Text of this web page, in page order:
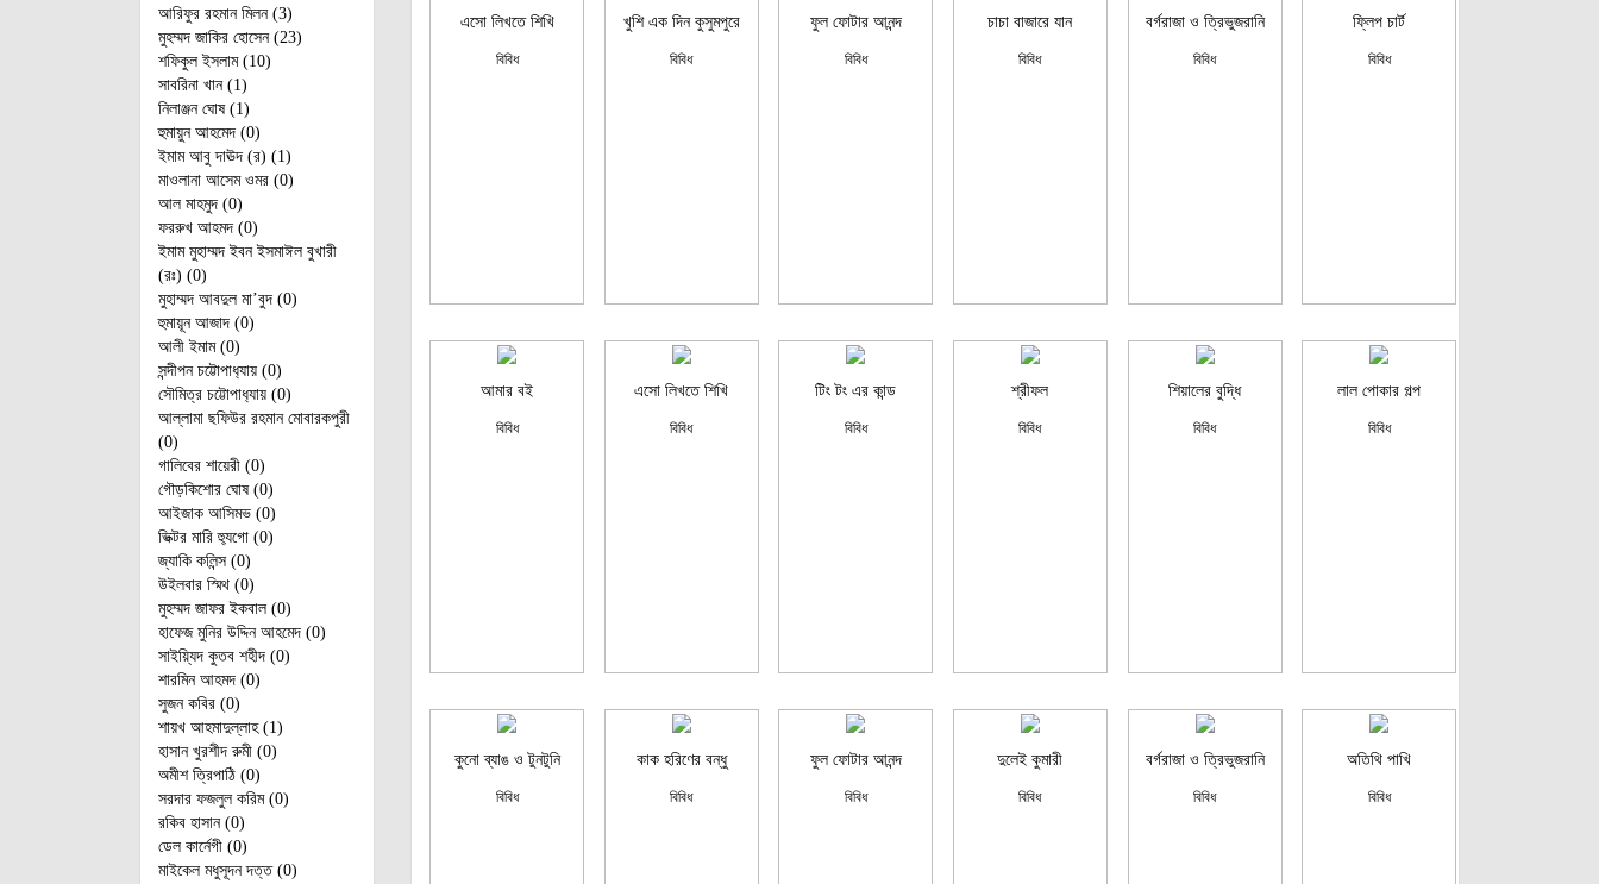
আরিফুর রহমান মিলন (3)
মুহম্মদ জাকির হোসেন (23)
শফিকুল ইসলাম (10)
সাবরিনা খান (1)
নিলাঞ্জন ঘোষ (1)
হুমায়ুন আহমেদ (0)
ইমাম আবু দাঊদ (র) (1)
মাওলানা আসেম ওমর (0)
আল মাহমুদ (0)
ফররুখ আহমদ (0)
ইমাম মুহাম্মদ ইবন ইসমাঈল বুখারী
(রঃ) (0)
মুহাম্মদ আবদুল মা’বুদ (0)
হুমায়ূন আজাদ (0)
আলী ইমাম (0)
সন্দীপন চট্টোপাধ‌্যায় (0)
সৌমিত্র চট্টোপাধ‌্যায় (0)
আল্লামা ছফিউর রহমান মোবারকপুরী
(0)
গালিবের শায়েরী (0)
গৌড়কিশোর ঘোষ (0)
আইজাক আসিমভ (0)
ভিক্টর মারি হ‌্যুগো (0)
জ্যাকি কলিন্স (0)
উইলবার স্মিথ (0)
মুহম্মদ জাফর ইকবাল (0)
হাফেজ মুনির উদ্দিন আহমেদ (0)
সাইয়্যিদ কুতব শহীদ (0)
শারমিন আহমদ (0)
সুজন কবির (0)
শায়খ আহমাদুল্লাহ (1)
হাসান খুরশীদ রুমী (0)
অমীশ ত্রিপাঠি (0)
সরদার ফজলুল করিম (0)
রকিব হাসান (0)
ডেল কার্নেগী (0)
মাইকেল মধুসূদন দত্ত (0)
এসো লিখতে শিখি
বিবিধ
খুশি এক দিন কুসুমপুরে
বিবিধ
ফুল ফোটার আনন্দ
বিবিধ
চাচা বাজারে যান
বিবিধ
বর্গরাজা ও ত্রিভুজরানি
বিবিধ
ফ্লিপ চার্ট
বিবিধ
আমার বই
বিবিধ
এসো লিখতে শিখি
বিবিধ
টিং টং এর কান্ড
বিবিধ
শ্রীফল
বিবিধ
শিয়ালের বুদ্ধি
বিবিধ
লাল পোকার গল্প
বিবিধ
কুনো ব্যাঙ ও ‍টুনটুনি
বিবিধ
কাক হরিণের বন্ধু
বিবিধ
ফুল ফোটার আনন্দ
বিবিধ
দুলেই কুমারী
বিবিধ
বর্গরাজা ও ত্রিভুজরানি
বিবিধ
অতিথি পাখি
বিবিধ